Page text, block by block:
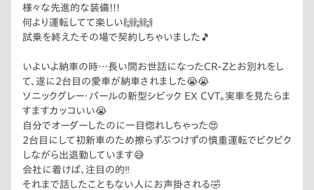
様々な先進的な装備!!!
何より運転してて楽しい🙌🙌🙌
試乗を終えたその場で契約しちゃいました🎵
いよいよ納車の時…長い間お世話になったCR-Zとお別れをし
て、遂に2台目の愛車が納車されました😭😭
ソニックグレー・パールの新型シビック EX CVT。実車を見たらま
すますカッコいい😭
自分でオーダーしたのに一目惚れしちゃった😍
2台目にして初新車のため擦らずぶつけずの慎重運転でビクビク
しながら出退勤しています😅
会社に着けば、注目の的‼
それまで話したこともない人にお声掛される🤣